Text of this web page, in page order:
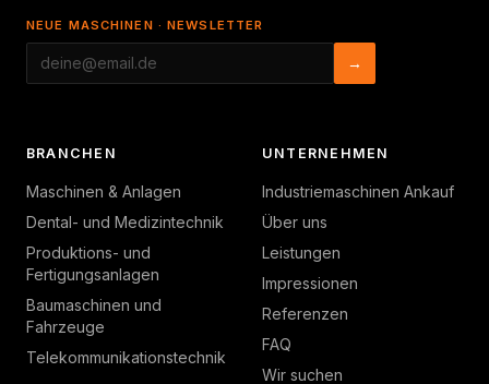
NEUE MASCHINEN · NEWSLETTER
→
BRANCHEN
Maschinen & Anlagen
Dental- und Medizintechnik
Produktions- und
Fertigungsanlagen
Baumaschinen und
Fahrzeuge
Telekommunikationstechnik
UNTERNEHMEN
Industriemaschinen Ankauf
Über uns
Leistungen
Impressionen
Referenzen
FAQ
Wir suchen